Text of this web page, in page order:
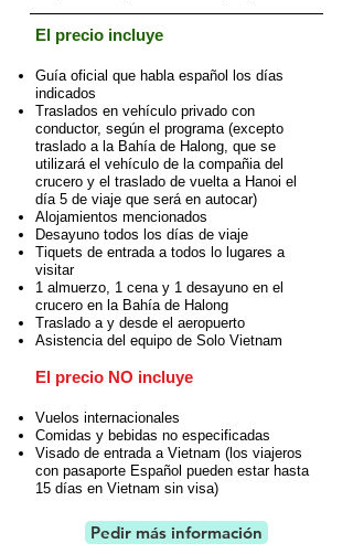
El precio incluye
Guía oficial que habla español los días
indicados
Traslados en vehículo privado con
conductor, según el programa (excepto
traslado a la Bahía de Halong, que se
utilizará el vehículo de la compañia del
crucero y el traslado de vuelta a Hanoi el
día 5 de viaje que será en autocar)
Alojamientos mencionados
Desayuno todos los días de viaje
Tiquets de entrada a todos lo lugares a
visitar
1 almuerzo, 1 cena y 1 desayuno en el
crucero en la Bahía de Halong
Traslado a y desde el aeropuerto
Asistencia del equipo de Solo Vietnam
El precio NO incluye
Vuelos internacionales
Comidas y bebidas no especificadas
Visado de entrada a Vietnam (los viajeros
con pasaporte Español pueden estar hasta
15 días en Vietnam sin visa)
Pedir más información